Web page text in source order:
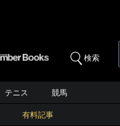
検索
テニス 競馬
有料記事